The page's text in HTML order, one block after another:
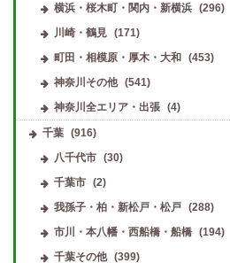
横浜・桜木町・関内・新横浜
(296)
川崎・鶴見
(171)
町田・相模原・厚木・大和
(453)
神奈川その他
(541)
神奈川全エリア・出張
(4)
千葉 (916)
八千代市
(30)
千葉市
(2)
我孫子・柏・新松戸・松戸
(288)
市川・本八幡・西船橋・船橋
(194)
千葉その他
(399)